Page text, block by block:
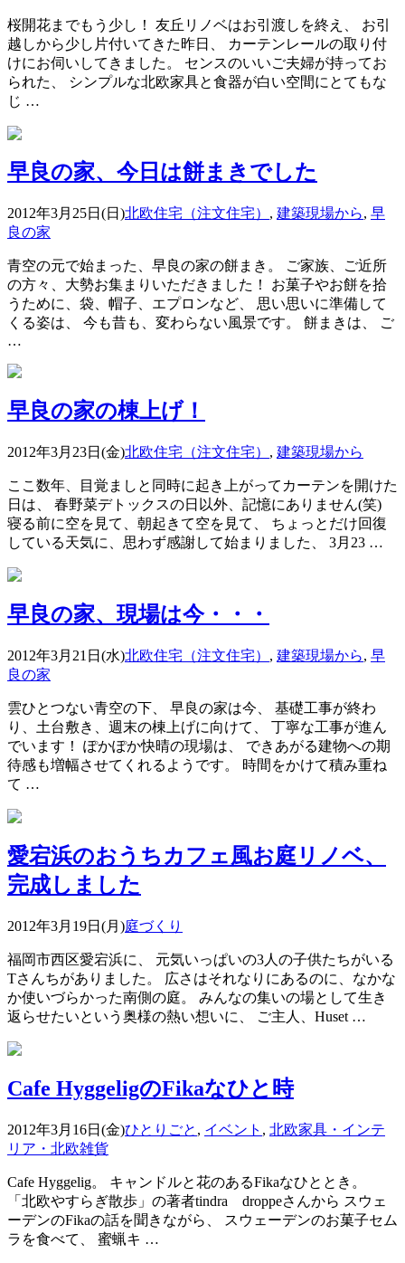
桜開花までもう少し！ 友丘リノベはお引渡しを終え、 お引
越しから少し片付いてきた昨日、 カーテンレールの取り付
けにお伺いしてきました。 センスのいいご夫婦が持ってお
られた、 シンプルな北欧家具と食器が白い空間にとてもな
じ …
早良の家、今日は餅まきでした
2012年3月25日(日)北欧住宅（注文住宅） , 建築現場から, 早
良の家
青空の元で始まった、早良の家の餅まき。 ご家族、ご近所
の方々、大勢お集まりいただきました！ お菓子やお餅を拾
うために、袋、帽子、エプロンなど、 思い思いに準備して
くる姿は、 今も昔も、変わらない風景です。 餅まきは、 ご
…
早良の家の棟上げ！
2012年3月23日(金)北欧住宅（注文住宅） , 建築現場から
ここ数年、目覚ましと同時に起き上がってカーテンを開けた
日は、 春野菜デトックスの日以外、記憶にありません(笑)
寝る前に空を見て、朝起きて空を見て、 ちょっとだけ回復
している天気に、思わず感謝して始まりました、 3月23 …
早良の家、現場は今・・・
2012年3月21日(水)北欧住宅（注文住宅） , 建築現場から, 早
良の家
雲ひとつない青空の下、 早良の家は今、 基礎工事が終わ
り、土台敷き、週末の棟上げに向けて、 丁寧な工事が進ん
でいます！ ぽかぽか快晴の現場は、 できあがる建物への期
待感も増幅させてくれるようです。 時間をかけて積み重ね
て …
愛宕浜のおうちカフェ風お庭リノベ、
完成しました
2012年3月19日(月)庭づくり
福岡市西区愛宕浜に、 元気いっぱいの3人の子供たちがいる
Tさんちがありました。 広さはそれなりにあるのに、なかな
か使いづらかった南側の庭。 みんなの集いの場として生き
返らせたいという奥様の熱い想いに、 ご主人、Huset …
Cafe HyggeligのFikaなひと時
2012年3月16日(金)ひとりごと , イベント , 北欧家具・インテ
リア・北欧雑貨
Cafe Hyggelig。 キャンドルと花のあるFikaなひととき。
「北欧やすらぎ散歩」の著者tindra droppeさんから スウェ
ーデンのFikaの話を聞きながら、 スウェーデンのお菓子セム
ラを食べて、 蜜蝋キ …